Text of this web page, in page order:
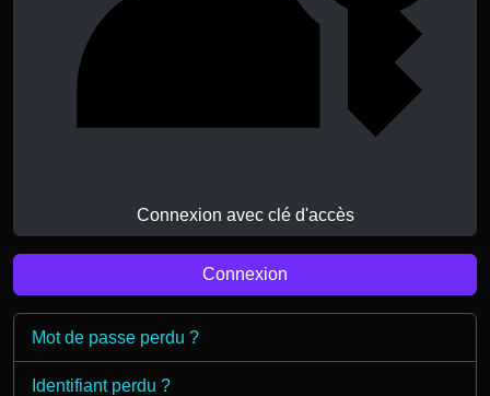
Connexion avec clé d'accès
Connexion
Mot de passe perdu ?
Identifiant perdu ?